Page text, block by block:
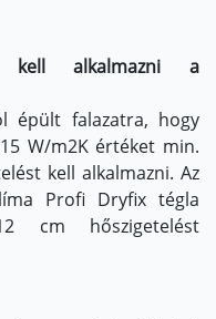
kell alkalmazni a
épült falazatra, hogy
W/m2K értéket min.
kell alkalmazni. Az
Profi Dryfix tégla
cm hőszigetelést